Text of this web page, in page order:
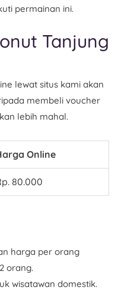
permainan ini.
Tanjung
lewat situs kami akan
membeli voucher
lebih mahal.
Online
80.000
harga per orang
orang.
wisatawan domestik.